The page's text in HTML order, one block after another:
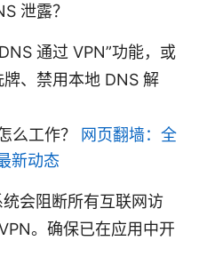
泄露？
通过 VPN”功能，或
、禁用本地 DNS 解
么工作？ 网页翻墙：全
新动态
会阻断所有互联网访
。确保已在应用中开